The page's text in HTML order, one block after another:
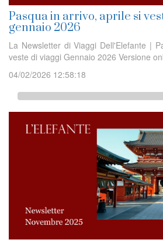
Pasqua in arrivo, aprile si
gennaio 2026
La Newsletter di Viaggi Dell'Elefante |
veste di viaggi Gennaio 2026 Versione
04/02/2026 12:58:18